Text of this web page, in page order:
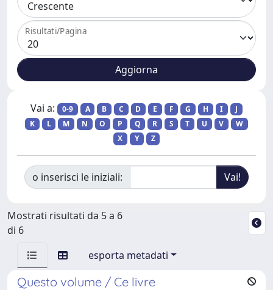
Risultati/Pagina
Vai a: 0-9 A B C D E F G H I
J
K
L M N O P Q R S T U V
W
X
Y Z
o inserisci le iniziali:
Mostrati risultati da 5 a 6
di 6
esporta metadati
Questo volume / Ce livre